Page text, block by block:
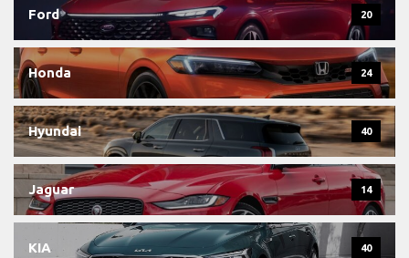
Ford 20
Honda 24
Hyundai 40
Jaguar 14
KIA 40